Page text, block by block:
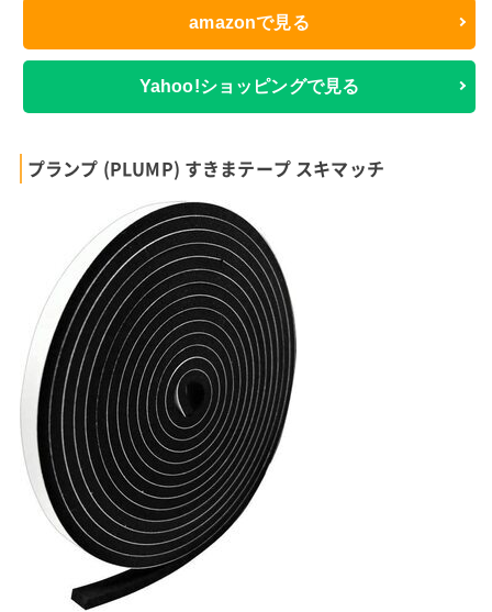
amazonで見る
Yahoo!ショッピングで見る
プランプ (PLUMP) すきまテープ スキマッチ